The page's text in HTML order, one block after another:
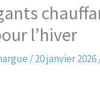
l’hiver
/20 janvier 2026